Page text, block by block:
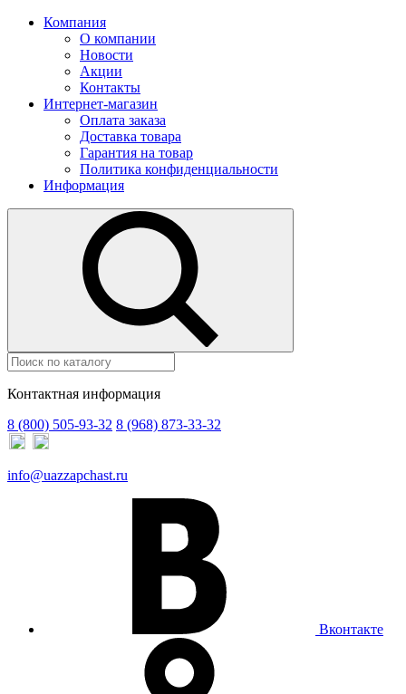
Компания
О компании
Новости
Акции
Контакты
Интернет-магазин
Оплата заказа
Доставка товара
Гарантия на товар
Политика конфиденциальности
Информация
Контактная информация
8 (800) 505-93-32 8 (968) 873-33-32
info@uazzapchast.ru
Вконтакте